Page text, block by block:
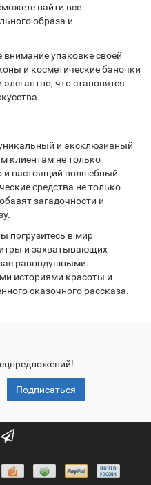
найти все
образа и
внимание упаковке своей
и косметические баночки
что становятся
и эксклюзивный
клиентам не только
и настоящий волшебный
средства не только
загадочности и
погрузитесь в мир
и захватывающих
равнодушными.
историями красоты и
сказочного рассказа.
Подписаться